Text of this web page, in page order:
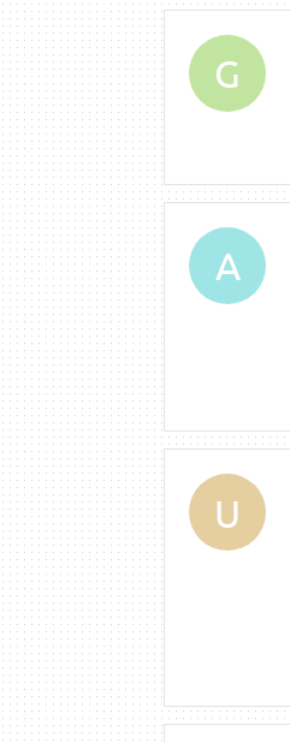
G
A
U